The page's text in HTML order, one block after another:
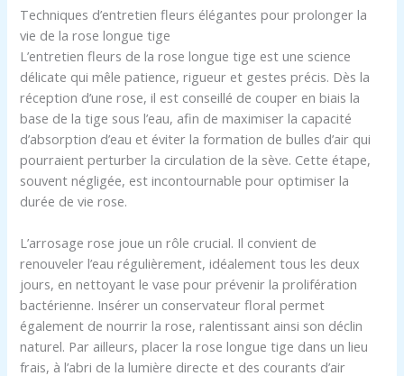
Techniques d’entretien fleurs élégantes pour prolonger la
vie de la rose longue tige
L’entretien fleurs de la rose longue tige est une science
délicate qui mêle patience, rigueur et gestes précis. Dès la
réception d’une rose, il est conseillé de couper en biais la
base de la tige sous l’eau, afin de maximiser la capacité
d’absorption d’eau et éviter la formation de bulles d’air qui
pourraient perturber la circulation de la sève. Cette étape,
souvent négligée, est incontournable pour optimiser la
durée de vie rose.
L’arrosage rose joue un rôle crucial. Il convient de
renouveler l’eau régulièrement, idéalement tous les deux
jours, en nettoyant le vase pour prévenir la prolifération
bactérienne. Insérer un conservateur floral permet
également de nourrir la rose, ralentissant ainsi son déclin
naturel. Par ailleurs, placer la rose longue tige dans un lieu
frais, à l’abri de la lumière directe et des courants d’air